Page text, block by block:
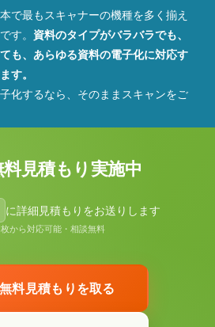
で最もスキャナーの機種を多く揃え
す。 資料のタイプがバラバラでも、
も、あらゆる資料の電子化に対応す
す。
化するなら、そのままスキャンをご
見積もり実施中
に詳細見積もりをお送りします
から対応可能・相談無料
料見積もりを取る